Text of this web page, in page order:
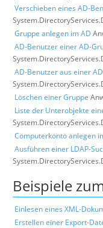
Verschieben eines AD-
Gruppe anlegen im AD
AD-Benutzer einer AD-
AD-Benutzer aus einer
Löschen einer Gruppe
Liste der Unterobjekte
Computerkonto anlegen
Ausführen einer LDAP-
Beispiele
Einlesen eines XML-
Erstellen einer Export-